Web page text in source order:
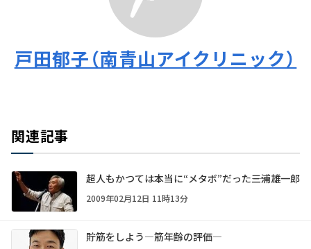
戸田郁子（南青山アイクリニック）
関連記事
超人もかつては本当に“メタボ”だった――三浦雄一郎
2009年02月12日 11時13分
貯筋をしよう―筋年齢の評価―